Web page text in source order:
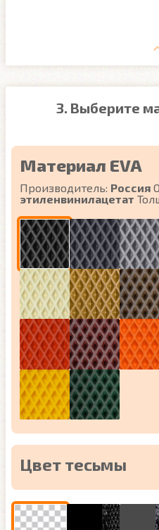
3. Выберите
Материал EVA
Производитель: Россия
этиленвинилацетат
Цвет тесьмы